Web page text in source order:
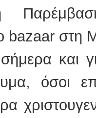
bazaar στη
και
όσοι